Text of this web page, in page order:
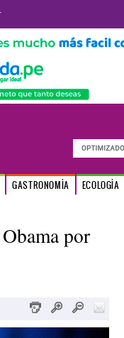
GASTRONOMÍA ECOLOGÍA
por